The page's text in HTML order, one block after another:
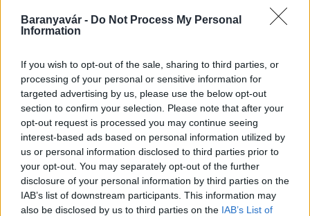
Baranyavár - Do Not Process My Personal
Information
If you wish to opt-out of the sale, sharing to third parties, or
processing of your personal or sensitive information for
targeted advertising by us, please use the below opt-out
section to confirm your selection. Please note that after your
opt-out request is processed you may continue seeing
interest-based ads based on personal information utilized by
us or personal information disclosed to third parties prior to
your opt-out. You may separately opt-out of the further
disclosure of your personal information by third parties on the
IAB’s list of downstream participants. This information may
also be disclosed by us to third parties on the IAB’s List of
szabályzatot!
HÍRDETÉS
LEGFRISSEBB
Országos hírek
Megérkezett az eső a Duna vízgyűjtőjére